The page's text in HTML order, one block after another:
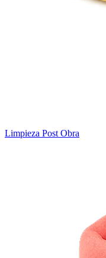
Limpieza Post Obra